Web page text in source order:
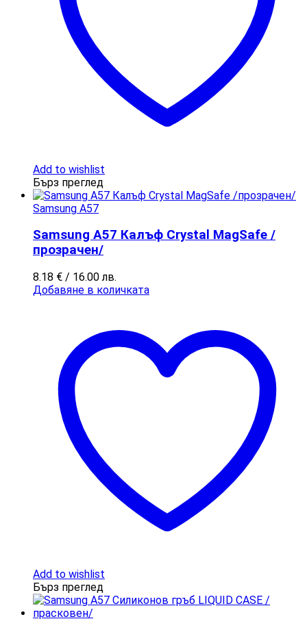
Add to wishlist
Бърз преглед
Samsung A57
Samsung A57 Калъф Crystal MagSafe /
прозрачен/
8.18 € / 16.00 лв.
Добавяне в количката
Add to wishlist
Бърз преглед